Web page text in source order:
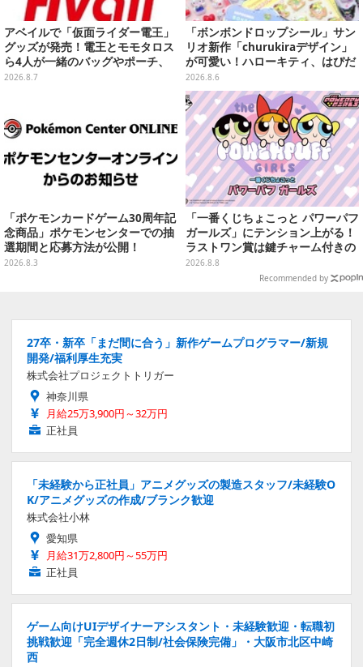
アベイルで「仮面ライダー電王」
グッズが発売！電王とモモタロス
ら4人が一緒のバッグやポーチ、
収納ボックスも
2026.8.7
「ボンボンドロップシール」サン
リオ新作「churukiraデザイン」
が可愛い！ハローキティ、はぴだ
んぶいなど全8種類が順次展開
2026.8.6
「ポケモンカードゲーム30周年記
念商品」ポケモンセンターでの抽
選期間と応募方法が公開！
2026.8.3
「一番くじちょこっと パワーパフ
ガールズ」にテンション上がる！
ラストワン賞は鍵チャーム付きの
シール帳スペシャルセット
2026.8.8
Recommended by
27卒・新卒「まだ間に合う」新作ゲームプログラマー/新規
開発/福利厚生充実
株式会社プロジェクトトリガー
神奈川県
月給25万3,900円～32万円
正社員
「未経験から正社員」アニメグッズの製造スタッフ/未経験O
K/アニメグッズの作成/ブランク歓迎
株式会社小林
愛知県
月給31万2,800円～55万円
正社員
ゲーム向けUIデザイナーアシスタント・未経験歓迎・転職初
挑戦歓迎「完全週休2日制/社会保険完備」・大阪市北区中崎
西